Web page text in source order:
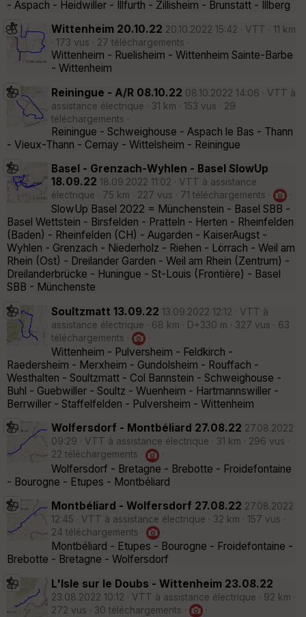
- Aspach - Heidwiller - Illfurth - Zillisheim - Brunstatt - Illberg
Wittenheim 20.10.22 20.10.2022 15:42 · VTT · 11 km
· 173 vus · 27 téléchargements ·
Wittenheim - Ruelisheim - Wittenheim Sainte-Barbe
- Wittenheim
Reiningue - A/R 08.10.22 08.10.2022 14:06 · VTT à
assistance électrique · 31 km · 153 vus · 29
téléchargements ·
Reiningue - Schweighouse - Aspach le Bas - Thann
- Vieux-Thann - Cernay - Wittelsheim - Reiningue
Basel - Grenzach-Wyhlen - Basel SlowUp
18.09.22 18.09.2022 11:02 · VTT à assistance
électrique · 75 km · 227 vus · 71 téléchargements ·
·
SlowUp Basel 2022 = Münchenstein - Basel SBB -
Basel Wettstein - Birsfelden - Pratteln - Herten - Rheinfelden
(Baden) - Rheinfelden (CH) - Augarden - KaiserAugst -
Wyhlen - Grenzach - Niederholz - Riehen - Lörrach - Weil am
Rhein (Ost) - Dreilander Garden - Weil am Rhein (Zentrum) -
Dreilanderbrücke - Huningue - St-Louis (Frontière) - Basel
SBB - Münchenste
Soultzmatt 13.09.22 13.09.2022 12:12 · VTT à
assistance électrique · 68 km · D+330 m · 327 vus · 63
téléchargements ·
·
Wittenheim - Pulversheim - Feldkirch -
Raedersheim - Merxheim - Gundolsheim - Rouffach -
Westhalten - Soultzmatt - Col Bannstein - Schweighouse -
Buhl - Guebwiller - Soultz - Wuenheim - Hartmannswiller -
Berrwiller - Staffelfelden - Pulversheim - Wittenheim
Wolfersdorf - Montbéliard 27.08.22 27.08.2022
09:29 · VTT à assistance électrique · 31 km · 296 vus ·
22 téléchargements ·
·
Wolfersdorf - Bretagne - Brebotte - Froidefontaine
- Bourogne - Etupes - Montbéliard
Montbéliard - Wolfersdorf 27.08.22 27.08.2022
12:45 · VTT à assistance électrique · 32 km · 157 vus ·
24 téléchargements ·
·
Montbéliard - Etupes - Bourogne - Froidefontaine -
Brebotte - Bretagne - Wolfersdorf
L'Isle sur le Doubs - Wittenheim 23.08.22
23.08.2022 10:12 · VTT à assistance électrique · 92 km ·
272 vus · 30 téléchargements ·
·